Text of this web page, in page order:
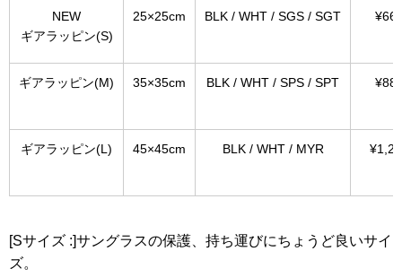
NEW
ギアラッピン(S)
25×25cm BLK / WHT / SGS / SGT
ギアラッピン(M) 35×35cm BLK / WHT / SPS / SPT
ギアラッピン(L) 45×45cm BLK / WHT / MYR
[Sサイズ :]サングラスの保護、持ち運びにちょうど良いサイ
ズ。